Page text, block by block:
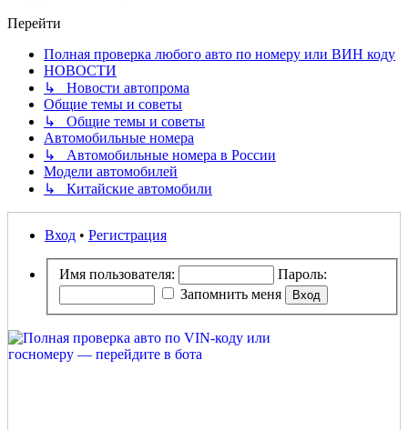
Перейти
Полная проверка любого авто по номеру или ВИН коду
НОВОСТИ
↳ Новости автопрома
Общие темы и советы
↳ Общие темы и советы
Автомобильные номера
↳ Автомобильные номера в России
Модели автомобилей
↳ Китайские автомобили
Вход • Регистрация
Имя пользователя:
Пароль:
Запомнить меня